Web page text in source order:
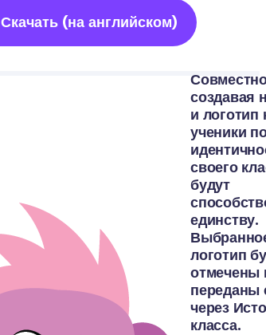
Скачать (на английском)
создавая
и логотип
ученики
своего
будут
единству.
логотип
отмечены
переданы
через
класса.